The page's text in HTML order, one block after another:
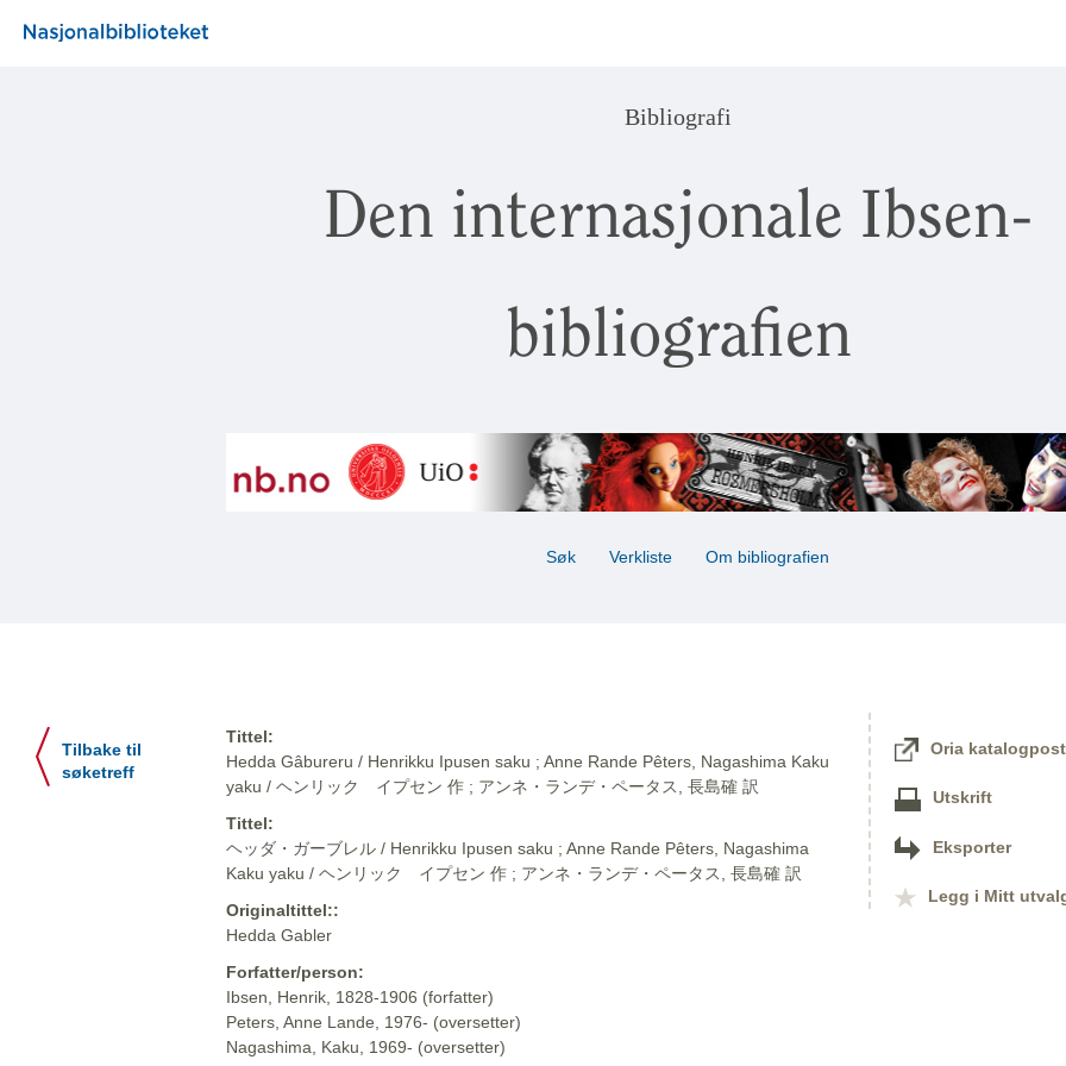
Bibliografi
Den internasjonale Ibsen-
bibliografien
Søk Verkliste Om bibliografien
Tilbake til
søketreff
Tittel:
Hedda Gâbureru / Henrikku Ipusen saku ; Anne Rande Pêters, Nagashima Kaku
yaku / ヘンリック イプセン 作 ; アンネ・ランデ・ペータス, 長島確 訳
Tittel:
ヘッダ・ガーブレル / Henrikku Ipusen saku ; Anne Rande Pêters, Nagashima
Kaku yaku / ヘンリック イプセン 作 ; アンネ・ランデ・ペータス, 長島確 訳
Originaltittel::
Hedda Gabler
Forfatter/person:
Ibsen, Henrik, 1828-1906 (forfatter)
Peters, Anne Lande, 1976- (oversetter)
Nagashima, Kaku, 1969- (oversetter)
Oria katalogpost
Utskrift
Eksporter
Legg i Mitt